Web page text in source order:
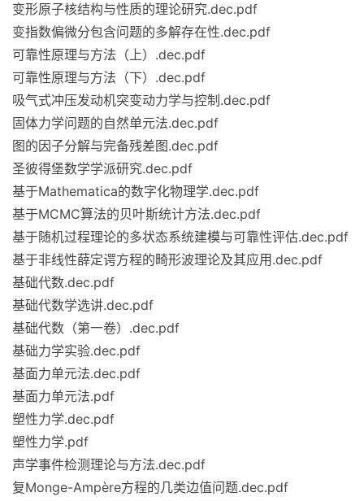
变形原子核结构与性质的理论研究.dec.pdf
变指数偏微分包含问题的多解存在性.dec.pdf
可靠性原理与方法（上）.dec.pdf
可靠性原理与方法（下）.dec.pdf
吸气式冲压发动机突变动力学与控制.dec.pdf
固体力学问题的自然单元法.dec.pdf
图的因子分解与完备残差图.dec.pdf
圣彼得堡数学学派研究.dec.pdf
基于Mathematica的数字化物理学.dec.pdf
基于MCMC算法的贝叶斯统计方法.dec.pdf
基于随机过程理论的多状态系统建模与可靠性评估.dec.pdf
基于非线性薛定谔方程的畸形波理论及其应用.dec.pdf
基础代数.dec.pdf
基础代数学选讲.dec.pdf
基础代数（第一卷）.dec.pdf
基础力学实验.dec.pdf
基面力单元法.dec.pdf
基面力单元法.pdf
塑性力学.dec.pdf
塑性力学.pdf
声学事件检测理论与方法.dec.pdf
复Monge-Ampère方程的几类边值问题.dec.pdf